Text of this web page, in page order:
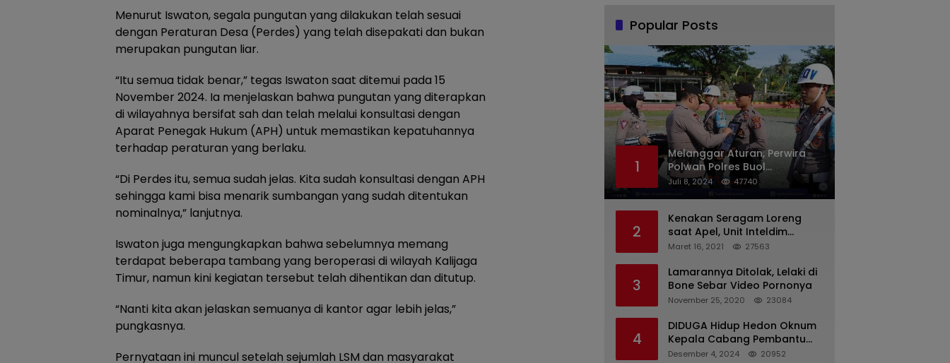
Menurut Iswaton, segala pungutan yang dilakukan telah sesuai
dengan Peraturan Desa (Perdes) yang telah disepakati dan bukan
merupakan pungutan liar.
“Itu semua tidak benar,” tegas Iswaton saat ditemui pada 15
November 2024. Ia menjelaskan bahwa pungutan yang diterapkan
di wilayahnya bersifat sah dan telah melalui konsultasi dengan
Aparat Penegak Hukum (APH) untuk memastikan kepatuhannya
terhadap peraturan yang berlaku.
“Di Perdes itu, semua sudah jelas. Kita sudah konsultasi dengan APH
sehingga kami bisa menarik sumbangan yang sudah ditentukan
nominalnya,” lanjutnya.
Iswaton juga mengungkapkan bahwa sebelumnya memang
terdapat beberapa tambang yang beroperasi di wilayah Kalijaga
Timur, namun kini kegiatan tersebut telah dihentikan dan ditutup.
“Nanti kita akan jelaskan semuanya di kantor agar lebih jelas,”
pungkasnya.
Pernyataan ini muncul setelah sejumlah LSM dan masyarakat
Popular Posts
1
Melanggar Aturan, Perwira
Polwan Polres Buol
Diberhentikan Tidak Dengan
Juli 8, 2024 47740
2
Kenakan Seragam Loreng
saat Apel, Unit Inteldim
1426/Takalar Datangi
Maret 16, 2021 27563
3
Lamarannya Ditolak, Lelaki di
Bone Sebar Video Pornonya
November 25, 2020 23084
4
DIDUGA Hidup Hedon Oknum
Kepala Cabang Pembantu
Bank syariah Indonesia Unit
Desember 4, 2024 20952